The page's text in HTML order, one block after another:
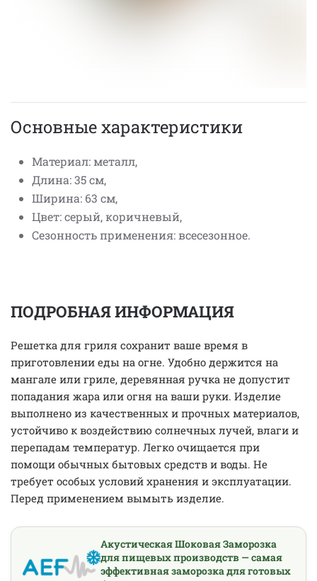
Основные характеристики
Материал: металл,
Длина: 35 см,
Ширина: 63 см,
Цвет: серый, коричневый,
Сезонность применения: всесезонное.
ПОДРОБНАЯ ИНФОРМАЦИЯ
Решетка для гриля сохранит ваше время в
приготовлении еды на огне. Удобно держится на
мангале или гриле, деревянная ручка не допустит
попадания жара или огня на ваши руки. Изделие
выполнено из качественных и прочных материалов,
устойчиво к воздействию солнечных лучей, влаги и
перепадам температур. Легко очищается при
помощи обычных бытовых средств и воды. Не
требует особых условий хранения и эксплуатации.
Перед применением вымыть изделие.
Акустическая Шоковая Заморозка
для пищевых производств — самая
эффективная заморозка для готовых